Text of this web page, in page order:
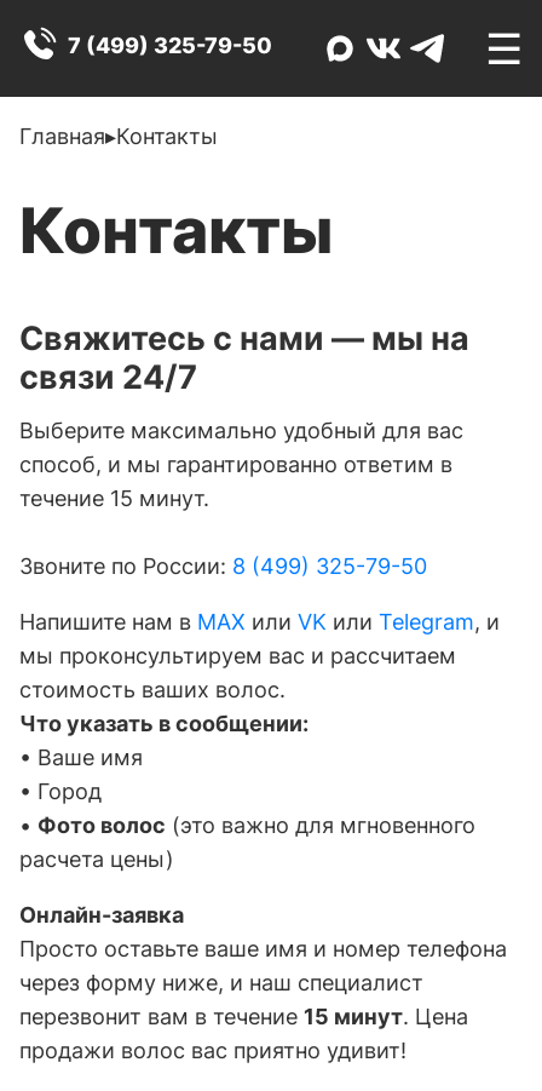
7 (499) 325-79-50 ☰
Главная▸Контакты
Контакты
Свяжитесь с нами — мы на
связи 24/7
Выберите максимально удобный для вас
способ, и мы гарантированно ответим в
течение 15 минут.
Звоните по России: 8 (499) 325-79-50
Напишите нам в MAX или VK или Telegram, и
мы проконсультируем вас и рассчитаем
стоимость ваших волос.
Что указать в сообщении:
• Ваше имя
• Город
• Фото волос (это важно для мгновенного
расчета цены)
Онлайн-заявка
Просто оставьте ваше имя и номер телефона
через форму ниже, и наш специалист
перезвонит вам в течение 15 минут. Цена
продажи волос вас приятно удивит!